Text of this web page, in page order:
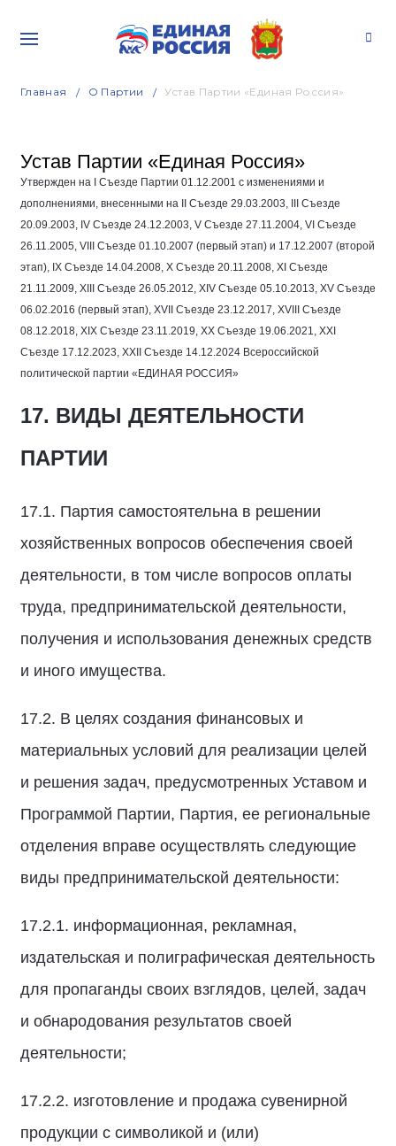
Главная О Партии Устав Партии «Единая Россия»
Устав Партии «Единая Россия»
Утвержден на I Съезде Партии 01.12.2001 с изменениями и
дополнениями, внесенными на II Съезде 29.03.2003, III Съезде
20.09.2003, IV Съезде 24.12.2003, V Съезде 27.11.2004, VI Съезде
26.11.2005, VIII Съезде 01.10.2007 (первый этап) и 17.12.2007 (второй
этап), IX Съезде 14.04.2008, Х Съезде 20.11.2008, ХI Съезде
21.11.2009, ХIII Съезде 26.05.2012, ХIV Съезде 05.10.2013, ХV Съезде
06.02.2016 (первый этап), XVII Съезде 23.12.2017, XVIII Съезде
08.12.2018, XIX Съезде 23.11.2019, XX Съезде 19.06.2021, XXI
Съезде 17.12.2023, XXII Съезде 14.12.2024 Всероссийской
политической партии «ЕДИНАЯ РОССИЯ»
17. ВИДЫ ДЕЯТЕЛЬНОСТИ
ПАРТИИ
17.1. Партия самостоятельна в решении
хозяйственных вопросов обеспечения своей
деятельности, в том числе вопросов оплаты
труда, предпринимательской деятельности,
получения и использования денежных средств
и иного имущества.
17.2. В целях создания финансовых и
материальных условий для реализации целей
и решения задач, предусмотренных Уставом и
Программой Партии, Партия, ее региональные
отделения вправе осуществлять следующие
виды предпринимательской деятельности:
17.2.1. информационная, рекламная,
издательская и полиграфическая деятельность
для пропаганды своих взглядов, целей, задач
и обнародования результатов своей
деятельности;
17.2.2. изготовление и продажа сувенирной
продукции с символикой и (или)